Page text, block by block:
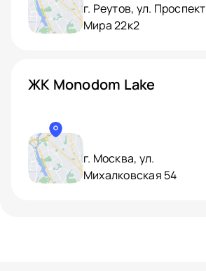
г. Реутов, ул. Проспект
Мира 22к2
ЖК Monodom Lake
г. Москва, ул.
Михалковская 54